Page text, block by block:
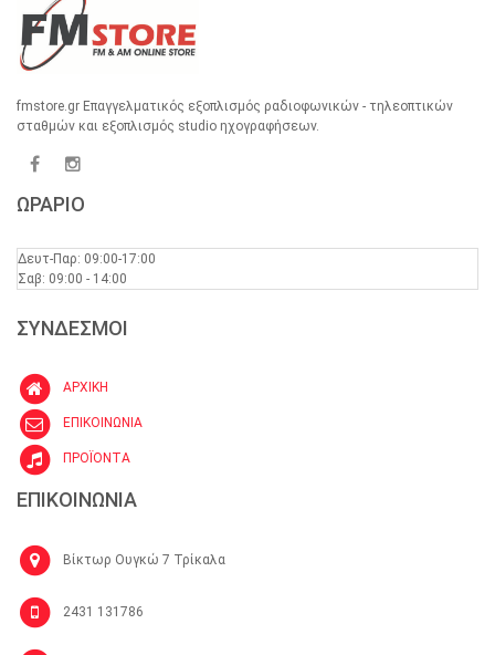
fmstore.gr Επαγγελματικός εξοπλισμός ραδιοφωνικών - τηλεοπτικών
σταθμών και εξοπλισμός studio ηχογραφήσεων.
ΩΡΑΡΙΟ
Δευτ-Παρ: 09:00-17:00
Σαβ: 09:00 - 14:00
ΣΥΝΔΕΣΜΟΙ
ΑΡΧΙΚΗ
ΕΠΙΚΟΙΝΩΝΙΑ
ΠΡΟΪΟΝΤΑ
ΕΠΙΚΟΙΝΩΝΙΑ
Βίκτωρ Ουγκώ 7 Τρίκαλα
2431 131786